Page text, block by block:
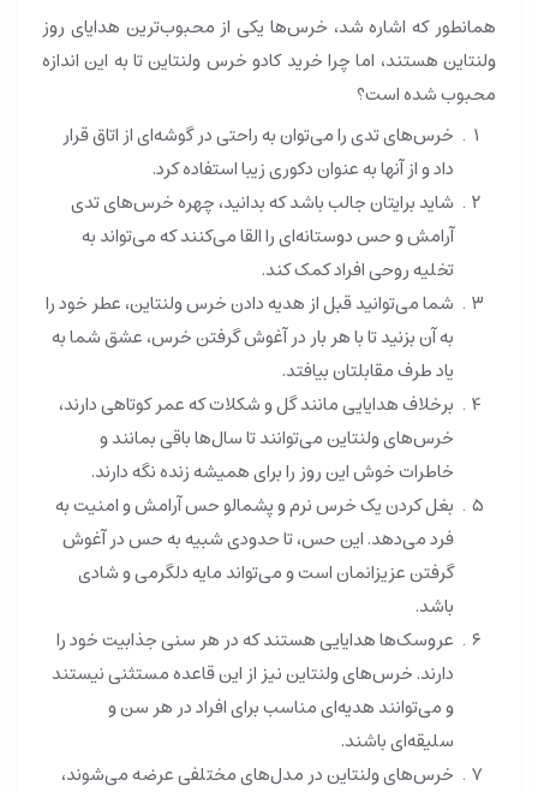
همانطور که اشاره شد، خرس‌ها یکی از محبوب‌ترین هدایای روز
ولنتاین هستند، اما چرا خرید کادو خرس ولنتاین تا به این اندازه
محبوب شده است؟
خرس‌های تدی را می‌توان به راحتی در گوشه‌ای از اتاق قرار
داد و از آنها به عنوان دکوری زیبا استفاده کرد.
شاید برایتان جالب باشد که بدانید، چهره خرس‌های تدی
آرامش و حس دوستانه‌ای را القا می‌کنند که می‌تواند به
تخلیه روحی افراد کمک کند.
شما می‌توانید قبل از هدیه دادن خرس ولنتاین، عطر خود را
به آن بزنید تا با هر بار در آغوش گرفتن خرس، عشق شما به
یاد طرف مقابلتان بیافتد.
برخلاف هدایایی مانند گل و شکلات که عمر کوتاهی دارند،
خرس‌های ولنتاین می‌توانند تا سال‌ها باقی بمانند و
خاطرات خوش این روز را برای همیشه زنده نگه دارند.
بغل کردن یک خرس نرم و پشمالو حس آرامش و امنیت به
فرد می‌دهد. این حس، تا حدودی شبیه به حس در آغوش
گرفتن عزیزانمان است و می‌تواند مایه دلگرمی و شادی
باشد.
عروسک‌ها هدایایی هستند که در هر سنی جذابیت خود را
دارند. خرس‌های ولنتاین نیز از این قاعده مستثنی نیستند
و می‌توانند هدیه‌ای مناسب برای افراد در هر سن و
سلیقه‌ای باشند.
خرس‌های ولنتاین در مدل‌های مختلفی عرضه می‌شوند،